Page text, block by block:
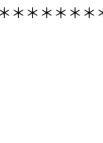
＊＊＊＊＊＊